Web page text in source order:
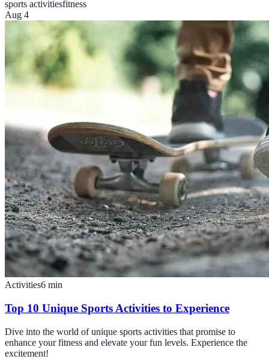
sports activitiesfitness
Aug 4
Activities6 min
Top 10 Unique Sports Activities to Experience
Dive into the world of unique sports activities that promise to
enhance your fitness and elevate your fun levels. Experience the
excitement!